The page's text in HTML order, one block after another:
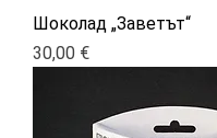
Шоколад „Заветът“
Цена
30,00 €